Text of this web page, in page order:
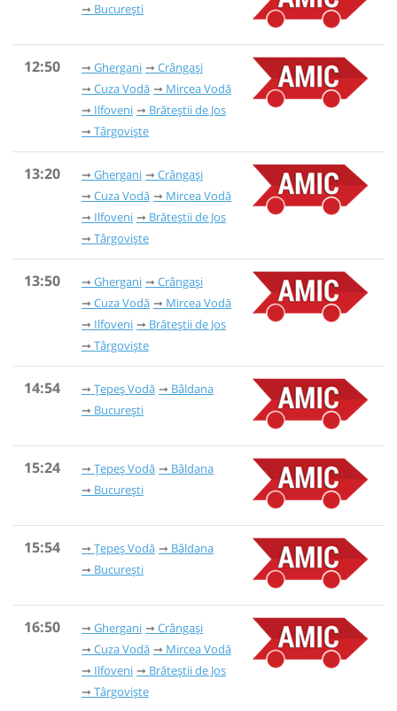
București
12:50 Ghergani
Crângași
Cuza Vodă
Mircea Vodă
Ilfoveni
Brăteștii de Jos
Târgoviște
13:20 Ghergani
Crângași
Cuza Vodă
Mircea Vodă
Ilfoveni
Brăteștii de Jos
Târgoviște
13:50 Ghergani
Crângași
Cuza Vodă
Mircea Vodă
Ilfoveni
Brăteștii de Jos
Târgoviște
14:54 Țepeș Vodă
Bâldana
București
15:24 Țepeș Vodă
Bâldana
București
15:54 Țepeș Vodă
Bâldana
București
16:50 Ghergani
Crângași
Cuza Vodă
Mircea Vodă
Ilfoveni
Brăteștii de Jos
Târgoviște